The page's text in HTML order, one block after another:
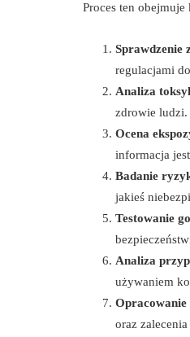
Proces ten
Sprawdzenie
regulacjami
Analiza
zdrowie ludzi.
Ocena
informacja
Badanie
jakieś
Testowanie
Analiza
używaniem
Opracowanie
oraz